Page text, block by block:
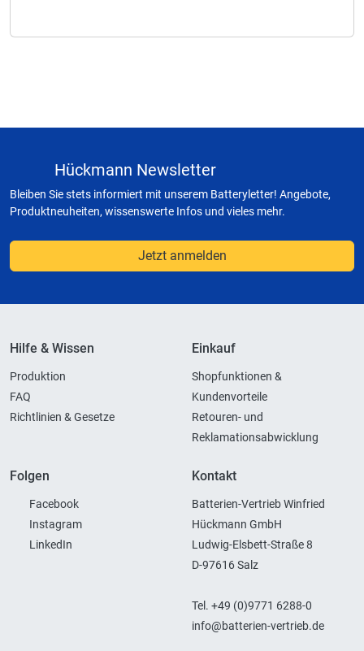
Hückmann Newsletter
Bleiben Sie stets informiert mit unserem Batteryletter! Angebote,
Produktneuheiten, wissenswerte Infos und vieles mehr.
Jetzt anmelden
Hilfe & Wissen
Produktion
FAQ
Richtlinien & Gesetze
Einkauf
Shopfunktionen &
Kundenvorteile
Retouren- und
Reklamationsabwicklung
Folgen
Facebook
Instagram
LinkedIn
Kontakt
Batterien-Vertrieb Winfried
Hückmann GmbH
Ludwig-Elsbett-Straße 8
D-97616 Salz
Tel. +49 (0)9771 6288-0
info@batterien-vertrieb.de